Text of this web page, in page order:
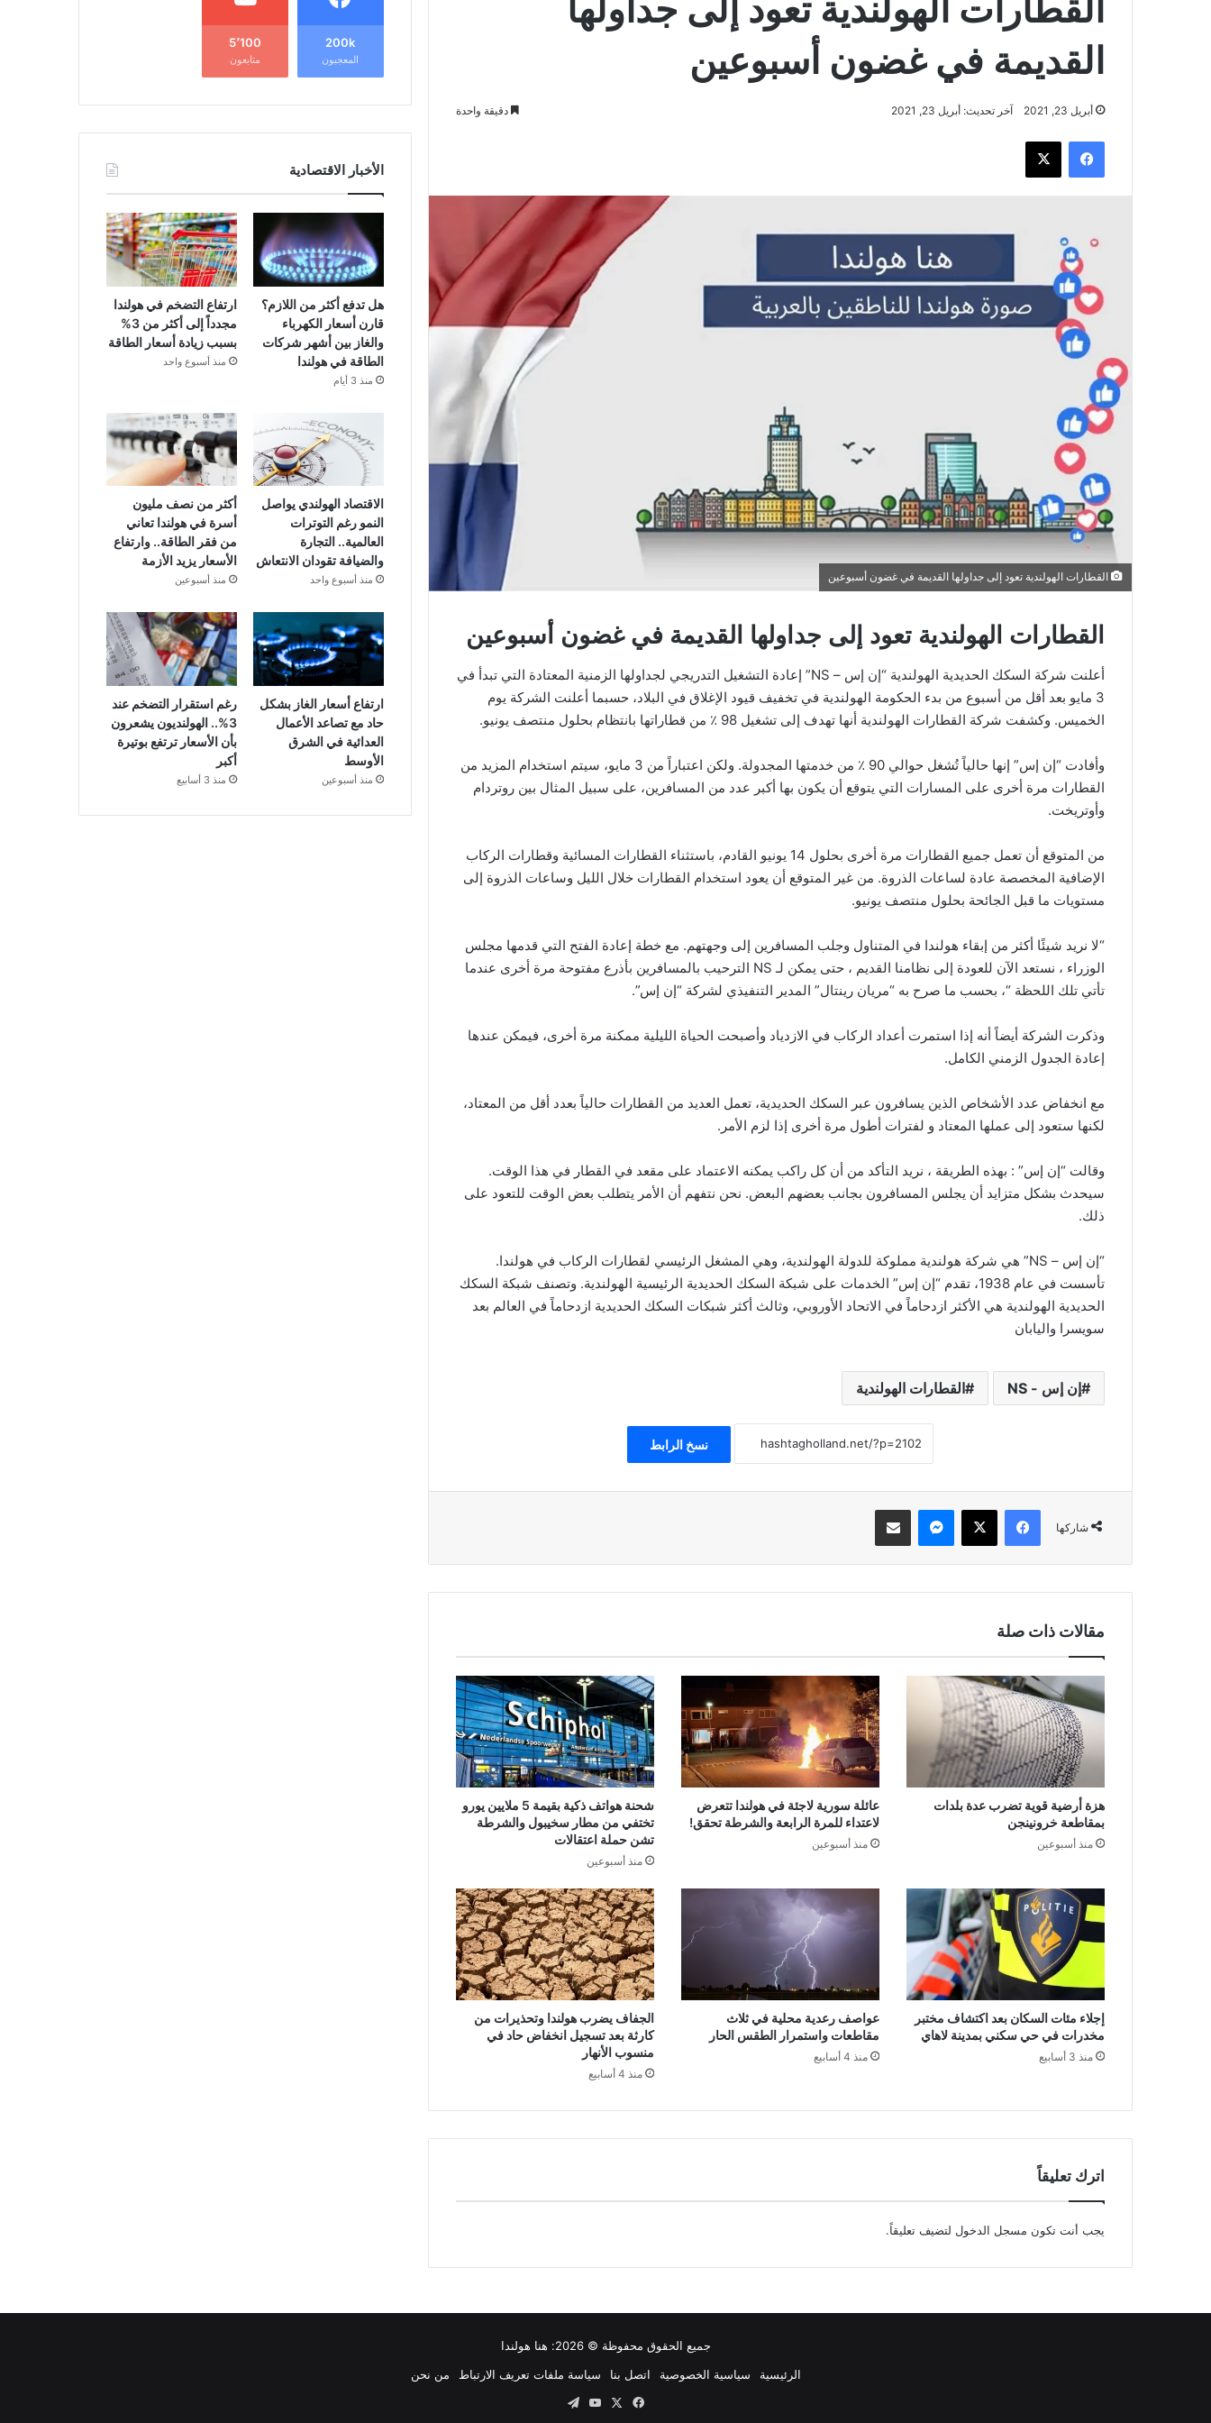
القطارات الهولندية تعود إلى جداولها
القديمة في غضون أسبوعين
أبريل 23, 2021 آخر تحديث: أبريل 23, 2021 دقيقة واحدة
فيسبوك ‫X
القطارات الهولندية تعود إلى جداولها القديمة في غضون أسبوعين
القطارات الهولندية تعود إلى جداولها القديمة في غضون أسبوعين
أعلنت شركة السكك الحديدية الهولندية “إن إس – NS” إعادة التشغيل التدريجي لجداولها الزمنية المعتادة التي تبدأ في
3 مايو بعد أقل من أسبوع من بدء الحكومة الهولندية في تخفيف قيود الإغلاق في البلاد، حسبما أعلنت الشركة يوم
الخميس. وكشفت شركة القطارات الهولندية أنها تهدف إلى تشغيل 98 ٪ من قطاراتها بانتظام بحلول منتصف يونيو.
وأفادت “إن إس” إنها حالياً تُشغل حوالي 90 ٪ من خدمتها المجدولة. ولكن اعتباراً من 3 مايو، سيتم استخدام المزيد من
القطارات مرة أخرى على المسارات التي يتوقع أن يكون بها أكبر عدد من المسافرين، على سبيل المثال بين روتردام
وأوتريخت.
من المتوقع أن تعمل جميع القطارات مرة أخرى بحلول 14 يونيو القادم، باستثناء القطارات المسائية وقطارات الركاب
الإضافية المخصصة عادة لساعات الذروة. من غير المتوقع أن يعود استخدام القطارات خلال الليل وساعات الذروة إلى
مستويات ما قبل الجائحة بحلول منتصف يونيو.
“لا نريد شيئًا أكثر من إبقاء هولندا في المتناول وجلب المسافرين إلى وجهتهم. مع خطة إعادة الفتح التي قدمها مجلس
الوزراء ، نستعد الآن للعودة إلى نظامنا القديم ، حتى يمكن لـ NS الترحيب بالمسافرين بأذرع مفتوحة مرة أخرى عندما
تأتي تلك اللحظة “، بحسب ما صرح به “مريان رينتال” المدير التنفيذي لشركة “إن إس”.
وذكرت الشركة أيضاً أنه إذا استمرت أعداد الركاب في الازدياد وأصبحت الحياة الليلية ممكنة مرة أخرى، فيمكن عندها
إعادة الجدول الزمني الكامل.
مع انخفاض عدد الأشخاص الذين يسافرون عبر السكك الحديدية، تعمل العديد من القطارات حالياً بعدد أقل من المعتاد،
لكنها ستعود إلى عملها المعتاد و لفترات أطول مرة أخرى إذا لزم الأمر.
وقالت “إن إس” : بهذه الطريقة ، نريد التأكد من أن كل راكب يمكنه الاعتماد على مقعد في القطار في هذا الوقت.
سيحدث بشكل متزايد أن يجلس المسافرون بجانب بعضهم البعض. نحن نتفهم أن الأمر يتطلب بعض الوقت للتعود على
ذلك.
“إن إس – NS” هي شركة هولندية مملوكة للدولة الهولندية، وهي المشغل الرئيسي لقطارات الركاب في هولندا.
تأسست في عام 1938، تقدم “إن إس” الخدمات على شبكة السكك الحديدية الرئيسية الهولندية. وتصنف شبكة السكك
الحديدية الهولندية هي الأكثر ازدحاماً في الاتحاد الأوروبي، وثالث أكثر شبكات السكك الحديدية ازدحاماً في العالم بعد
سويسرا واليابان
إن إس - NS القطارات الهولندية
نسخ الرابط
شاركها
فيسبوك ‫X ماسنجر مشاركة عبر البريد
مقالات ذات صلة
هزة أرضية قوية تضرب عدة بلدات
بمقاطعة خرونينجن
منذ أسبوعين
عائلة سورية لاجئة في هولندا تتعرض
لاعتداء للمرة الرابعة والشرطة تحقق!
منذ أسبوعين
شحنة هواتف ذكية بقيمة 5 ملايين يورو
تختفي من مطار سخيبول والشرطة
تشن حملة اعتقالات
منذ أسبوعين
إجلاء مئات السكان بعد اكتشاف مختبر
مخدرات في حي سكني بمدينة لاهاي
منذ 3 أسابيع
عواصف رعدية محلية في ثلاث
مقاطعات واستمرار الطقس الحار
منذ 4 أسابيع
الجفاف يضرب هولندا وتحذيرات من
كارثة بعد تسجيل انخفاض حاد في
منسوب الأنهار
منذ 4 أسابيع
اترك تعليقاً
يجب أنت تكون مسجل الدخول لتضيف تعليقاً.
200k
المعجبون
5٬100
متابعون
الأخبار الاقتصادية
هل تدفع أكثر من اللازم؟
قارن أسعار الكهرباء
والغاز بين أشهر شركات
الطاقة في هولندا
منذ 3 أيام
ارتفاع التضخم في هولندا
مجدداً إلى أكثر من 3%
بسبب زيادة أسعار الطاقة
منذ أسبوع واحد
الاقتصاد الهولندي يواصل
النمو رغم التوترات
العالمية.. التجارة
والضيافة تقودان الانتعاش
منذ أسبوع واحد
أكثر من نصف مليون
أسرة في هولندا تعاني
من فقر الطاقة.. وارتفاع
الأسعار يزيد الأزمة
منذ أسبوعين
ارتفاع أسعار الغاز بشكل
حاد مع تصاعد الأعمال
العدائية في الشرق
الأوسط
منذ أسبوعين
رغم استقرار التضخم عند
3%.. الهولنديون يشعرون
بأن الأسعار ترتفع بوتيرة
أكبر
منذ 3 أسابيع
جميع الحقوق محفوظة © 2026:
هنا هولندا
الرئيسية
سياسية الخصوصية اتصل بنا سياسة ملفات تعريف الارتباط
من نحن
فيسبوك ‫YouTube
تيلقرام